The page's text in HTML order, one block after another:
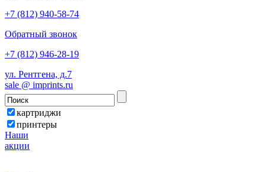
+7 (812) 940-58-74
Обратный звонок
+7 (812) 946-28-19
ул. Рентгена, д.7
sale @ imprints.ru
картриджи
принтеры
Наши
акции